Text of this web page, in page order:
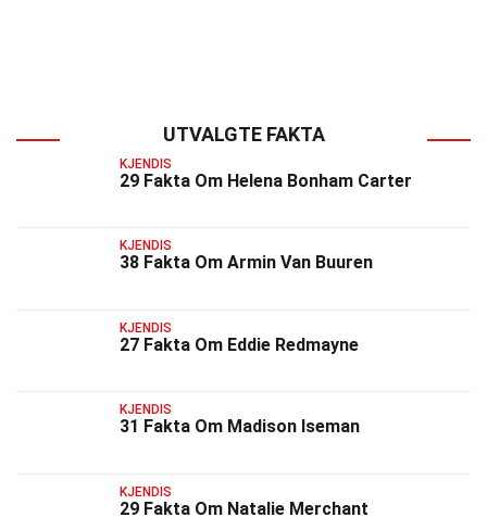
UTVALGTE FAKTA
KJENDIS
29 Fakta Om Helena Bonham Carter
KJENDIS
38 Fakta Om Armin Van Buuren
KJENDIS
27 Fakta Om Eddie Redmayne
KJENDIS
31 Fakta Om Madison Iseman
KJENDIS
29 Fakta Om Natalie Merchant